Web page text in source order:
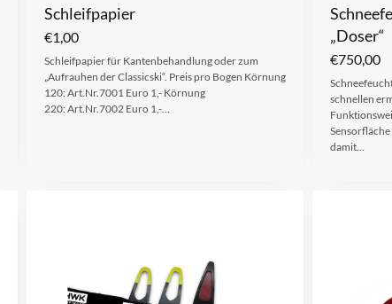
Schleifpapier
€1,00
Schleifpapier für Kantenbehandlung oder zum
„Aufrauhen der Classicski“. Preis pro Bogen Körnung
120: Art.Nr.7001 Euro 1,- Körnung
220: Art.Nr.7002 Euro 1,-…
„Doser“
€750,00
schnellen
Sensorfläche
damit…